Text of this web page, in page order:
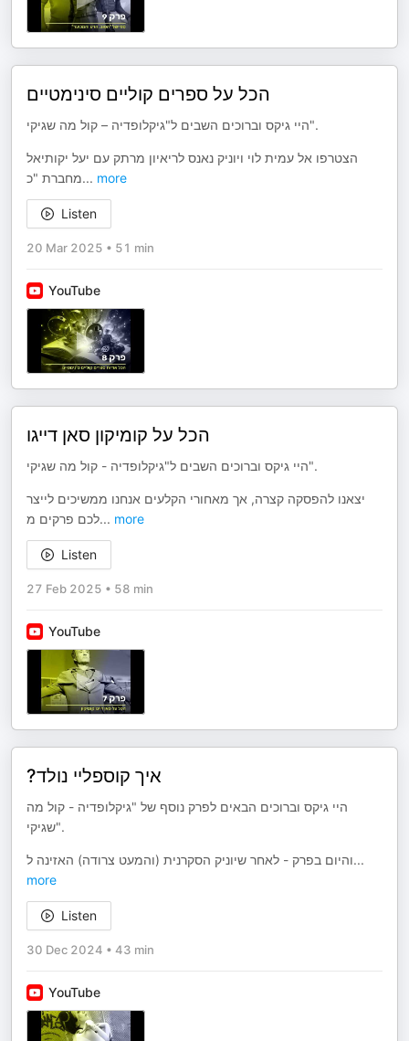
הכל על ספרים קוליים סינימטיים
היי גיקס וברוכים השבים ל"גיקלופדיה – קול מה שגיקי".
הצטרפו אל עמית לוי ויוניק נאנס לריאיון מרתק עם יעל יקותיאל
מחברת "כ... more
Listen
20 Mar 2025 • 51 min
YouTube
הכל על קומיקון סאן דייגו
היי גיקס וברוכים השבים ל"גיקלופדיה - קול מה שגיקי".
יצאנו להפסקה קצרה, אך מאחורי הקלעים אנחנו ממשיכים לייצר
לכם פרקים מ... more
Listen
27 Feb 2025 • 58 min
YouTube
?איך קוספליי נולד
היי גיקס וברוכים הבאים לפרק נוסף של "גיקלופדיה - קול מה
שגיקי".
והיום בפרק - לאחר שיוניק הסקרנית (והמעט צרודה) האזינה ל...
more
Listen
30 Dec 2024 • 43 min
YouTube